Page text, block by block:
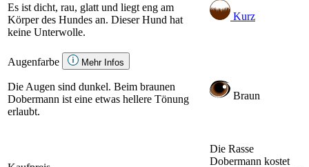
Es ist dicht, rau, glatt und liegt eng am
Körper des Hundes an. Dieser Hund hat
keine Unterwolle.
Kurz
Augenfarbe Mehr Infos
Die Augen sind dunkel. Beim braunen
Dobermann ist eine etwas hellere Tönung
erlaubt.
Braun
Die Rasse
Dobermann kostet